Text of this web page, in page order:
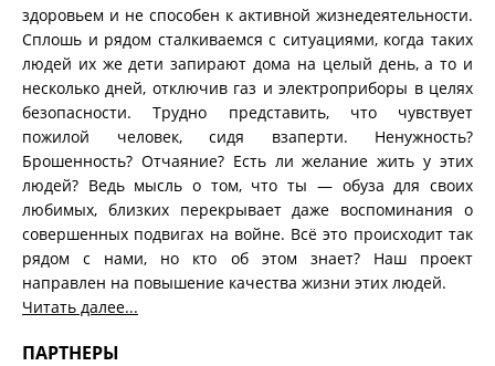
здоровьем и не способен к активной жизнедеятельности.
Сплошь и рядом сталкиваемся с ситуациями, когда таких
людей их же дети запирают дома на целый день, а то и
несколько дней, отключив газ и электроприборы в целях
безопасности. Трудно представить, что чувствует
пожилой человек, сидя взаперти. Ненужность?
Брошенность? Отчаяние? Есть ли желание жить у этих
людей? Ведь мысль о том, что ты — обуза для своих
любимых, близких перекрывает даже воспоминания о
совершенных подвигах на войне. Всё это происходит так
рядом с нами, но кто об этом знает? Наш проект
направлен на повышение качества жизни этих людей.
Читать далее...
ПАРТНЕРЫ